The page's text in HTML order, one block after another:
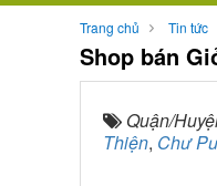
Trang chủ Tin tức
Shop bán
Quận/
Thiện, Chư